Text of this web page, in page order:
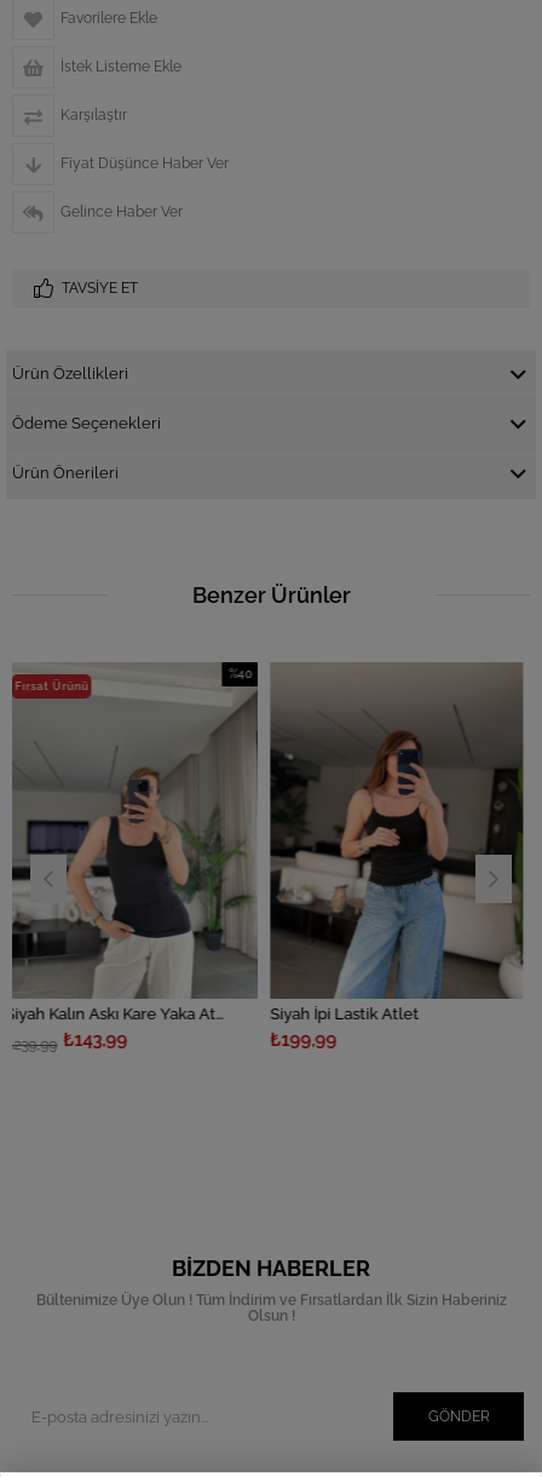
Favorilere Ekle
İstek Listeme Ekle
Karşılaştır
Fiyat Düşünce Haber Ver
Gelince Haber Ver
TAVSIYE ET
Ürün Özellikleri
Ödeme Seçenekleri
Ürün Önerileri
Benzer Ürünler
Siyah Kalın Askı Kare Yaka Atlet
İndirim
Siyah İpi Lastik Atlet
BIZDEN HABERLER
Bültenimize Üye Olun ! Tüm İndirim ve Fırsatlardan İlk Sizin Haberiniz
Olsun !
GÖNDER